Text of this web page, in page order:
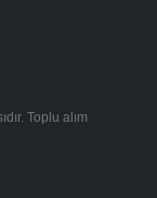
Toplu alım